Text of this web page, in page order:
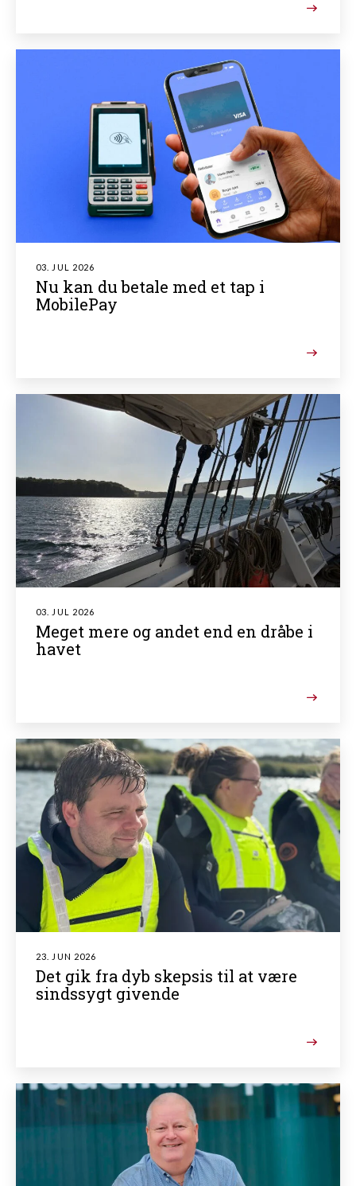
03. JUL 2026
Nu kan du betale med et tap i
MobilePay
03. JUL 2026
Meget mere og andet end en dråbe i
havet
23. JUN 2026
Det gik fra dyb skepsis til at være
sindssygt givende